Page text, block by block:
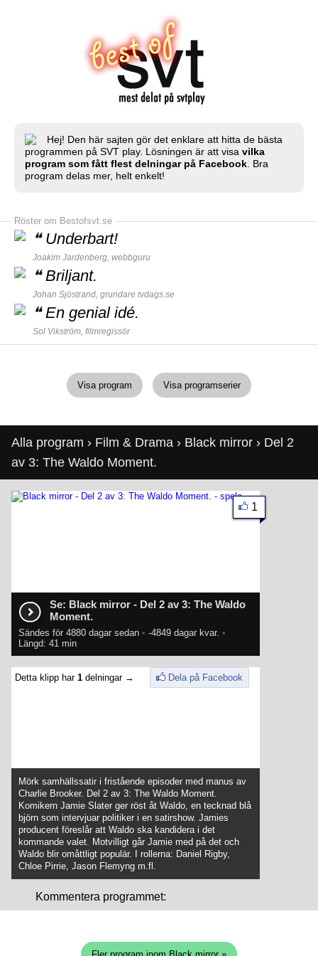
Hej! Den här sajten gör det enklare att hitta de bästa
programmen på SVT play. Lösningen är att visa vilka
program som fått flest delningar på Facebook . Bra
program delas mer, helt enkelt!
Röster om Bestofsvt.se
❝ Underbart!
Joakim Jardenberg, webbguru
❝Briljant.
Johan Sjöstrand, grundare tvdags.se
❝En genial idé.
Sol Vikström, filmregissör
Visa program Visa programserier
Alla program › Film & Drama › Black mirror › Del 2
av 3: The Waldo Moment.
Se: Black mirror - Del 2 av 3: The Waldo
Moment.
Sändes för 4880 dagar sedan • -4849 dagar kvar. •
Längd: 41 min
1
Detta klipp har 1 delningar → Dela på Facebook
Mörk samhällssatir i fristående episoder med manus av
Charlie Brooker. Del 2 av 3: The Waldo Moment.
Komikern Jamie Slater ger röst åt Waldo, en tecknad blå
björn som intervjuar politiker i en satirshow. Jamies
producent föreslår att Waldo ska kandidera i det
kommande valet. Motvilligt går Jamie med på det och
Waldo blir omåttligt populär. I rollerna: Daniel Rigby,
Chloe Pirrie, Jason Flemyng m.fl.
Kommentera programmet: